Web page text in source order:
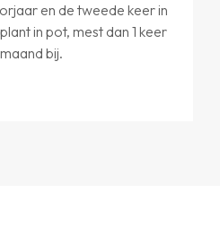
en de tweede keer in
in pot, mest dan 1 keer
bij.